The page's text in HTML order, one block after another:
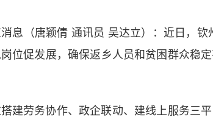
（唐颖倩 通讯员 吴达立）：近日，钦
位促发展，确保返乡人员和贫困群众稳
劳务协作、政企联动、建线上服务三平